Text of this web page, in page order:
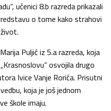
učenici 8.b razreda prikazali
o tome kako strahovi
Puljić iz 5.a razreda, koja
osvojila drugo
Ivice Vanje Rorića. Prisutni
koja je još jednom
škole imaju.